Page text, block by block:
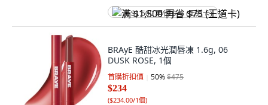
满 $1,500 再省 $75 (王道卡)
BRAyE 酷甜冰光潤唇凍 1.6g, 06
DUSK ROSE, 1個
首購折扣價 50%$475
$234
($234.00/1個)